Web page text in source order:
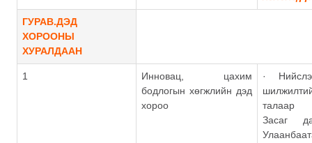
ГУРАВ.ДЭД
ХОРООНЫ
ХУРАЛДААН
1
Инновац, цахим
бодлогын хөгжлийн дэд
хороо
·
талаар
Засаг